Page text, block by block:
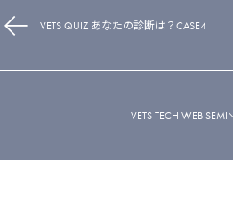
VETS QUIZ あなたの診断は？CASE4
VETS TECH WEB